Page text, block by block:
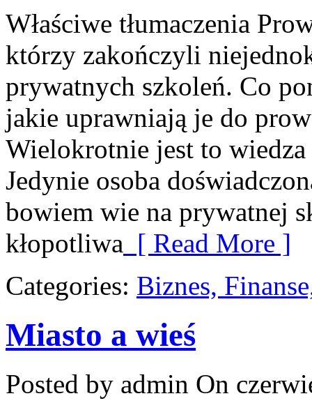
Właściwe tłumaczenia
którzy zakończyli
prywatnych szkoleń. Co
jakie uprawniają je do
Wielokrotnie jest to wiedza
Jedynie osoba
bowiem wie na prywatnej
kłopotliwa [ Read More ]
Categories: Biznes,
Miasto a wieś
Posted by admin On